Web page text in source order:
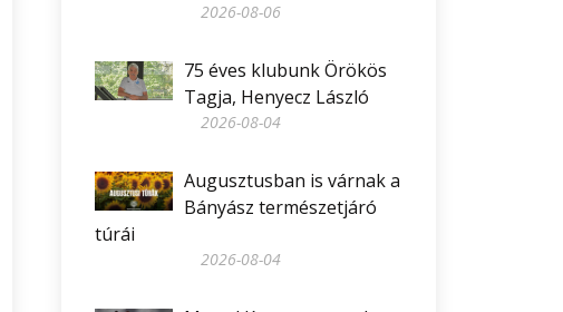
2026-08-06
75 éves klubunk Örökös
Tagja, Henyecz László
2026-08-04
Augusztusban is várnak a
Bányász természetjáró
túrái
2026-08-04